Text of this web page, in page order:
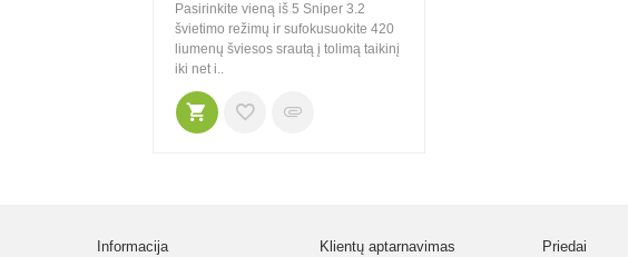
Pasirinkite vieną iš 5 Sniper 3.2
švietimo režimų ir sufokusuokite 420
liumenų šviesos srautą į tolimą taikinį
iki net i..
Informacija Klientų aptarnavimas Priedai